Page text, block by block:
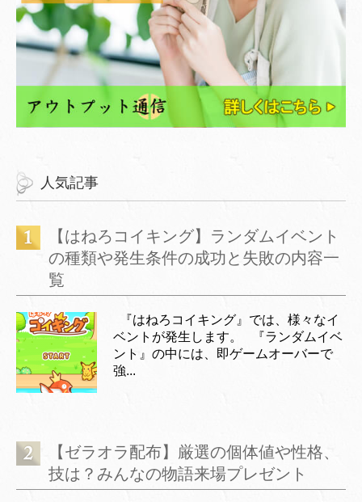
人気記事
【はねろコイキング】ランダムイベント
の種類や発生条件の成功と失敗の内容一
覧
『はねろコイキング』では、様々なイ
ベントが発生します。 『ランダムイベ
ント』の中には、即ゲームオーバーで
強...
【ゼラオラ配布】厳選の個体値や性格、
技は？みんなの物語来場プレゼント